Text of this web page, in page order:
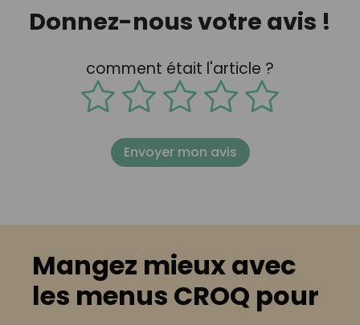
Donnez-nous votre avis !
comment était l'article ?
Envoyer mon avis
Mangez mieux avec
les menus CROQ pour